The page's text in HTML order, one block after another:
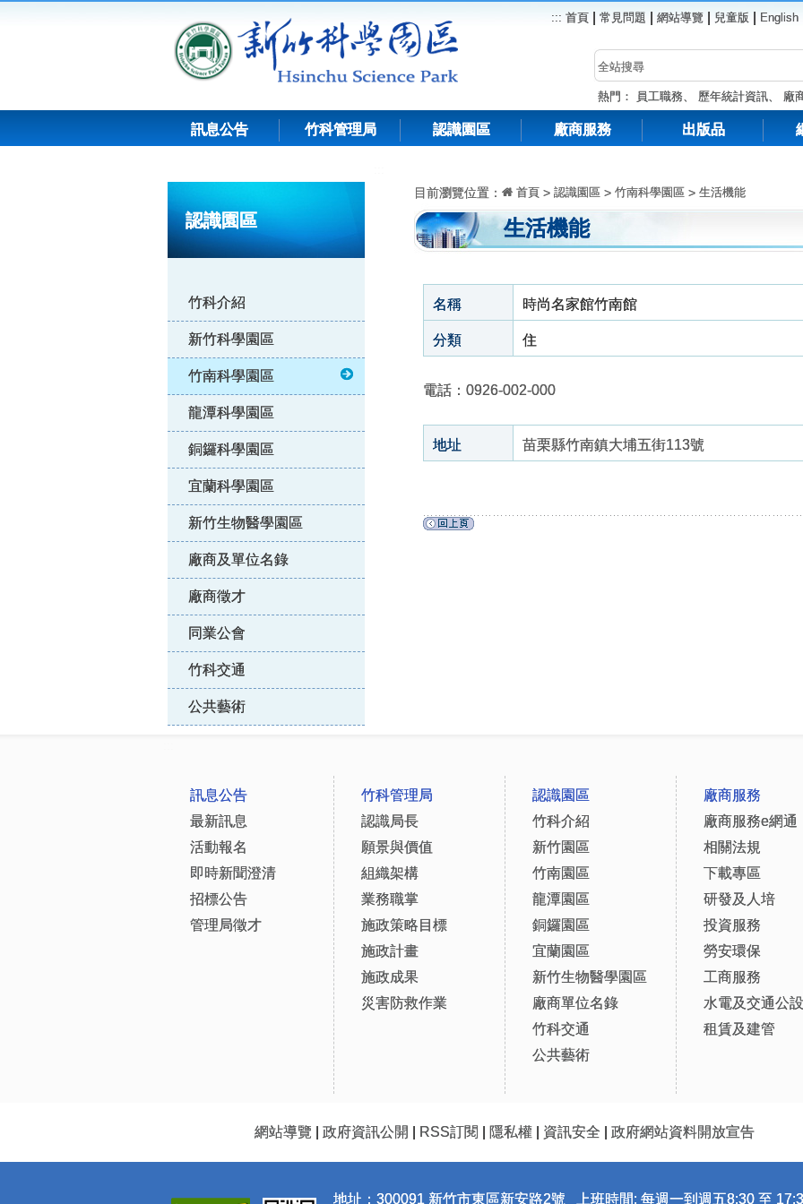
::: 首頁 常見問題 網站導覽 兒童版 English
熱門： 員工職務、 歷年統計資訊、 廠
訊息公告 竹科管理局 認識園區 廠商服務 出版品
認識園區
竹科介紹
新竹科學園區
竹南科學園區
龍潭科學園區
銅鑼科學園區
宜蘭科學園區
新竹生物醫學園區
廠商及單位名錄
廠商徵才
同業公會
竹科交通
公共藝術
目前瀏覽位置： 首頁 > 認識園區 > 竹南科學園區 > 生活機能
生活機能
名稱 時尚名家館竹南館
分類 住
電話：0926-002-000
地址 苗栗縣竹南鎮大埔五街113號
訊息公告
最新訊息
活動報名
即時新聞澄清
招標公告
管理局徵才
竹科管理局
認識局長
願景與價值
組織架構
業務職掌
施政策略目標
施政計畫
施政成果
災害防救作業
認識園區
竹科介紹
新竹園區
竹南園區
龍潭園區
銅鑼園區
宜蘭園區
新竹生物醫學園區
廠商單位名錄
竹科交通
公共藝術
廠商服務
廠商服務e網通
相關法規
下載專區
研發及人培
投資服務
勞安環保
工商服務
水電及交通公設
租賃及建管
網站導覽 政府資訊公開 RSS訂閱 隱私權 資訊安全 政府網站資料開放宣告
地址：300091 新竹市東區新安路2號 上班時間: 每週一到週五8:30 至